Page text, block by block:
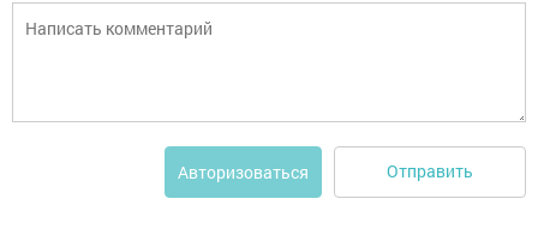
Авторизоваться Отправить